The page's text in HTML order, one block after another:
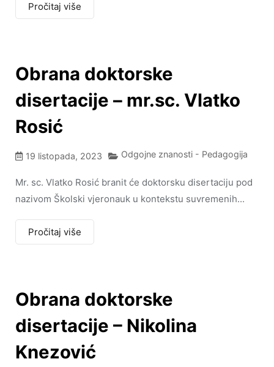
Pročitaj više
Obrana doktorske
disertacije – mr.sc. Vlatko
Rosić
19 listopada, 2023 Odgojne znanosti - Pedagogija
Mr. sc. Vlatko Rosić branit će doktorsku disertaciju pod
nazivom Školski vjeronauk u kontekstu suvremenih...
Pročitaj više
Obrana doktorske
disertacije – Nikolina
Knezović